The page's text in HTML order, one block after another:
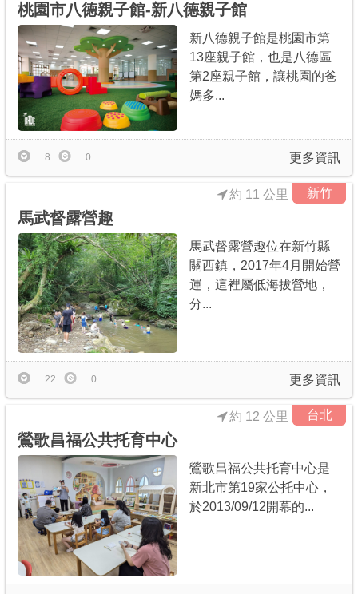
桃園市八德親子館-新八德親子館
新八德親子館是桃園市第
13座親子館，也是八德區
第2座親子館，讓桃園的爸
媽多...
更多資訊
8 0
新竹
馬武督露營趣
約 11 公里
馬武督露營趣位在新竹縣
關西鎮，2017年4月開始營
運，這裡屬低海拔營地，
分...
更多資訊
22 0
台北
鶯歌昌福公共托育中心
約 12 公里
鶯歌昌福公共托育中心是
新北市第19家公托中心，
於2013/09/12開幕的...